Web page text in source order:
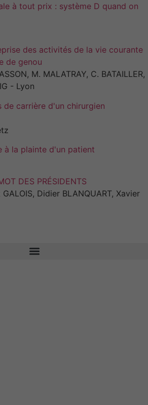
à tout prix : système D quand on
des activités de la vie courante
de genou
M. MALATRAY, C. BATAILLER,
- Lyon
de carrière d'un chirurgien
à la plainte d'un patient
DES PRÉSIDENTS
Didier BLANQUART, Xavier
visitez notre
voir du
des offres
personnalisés.